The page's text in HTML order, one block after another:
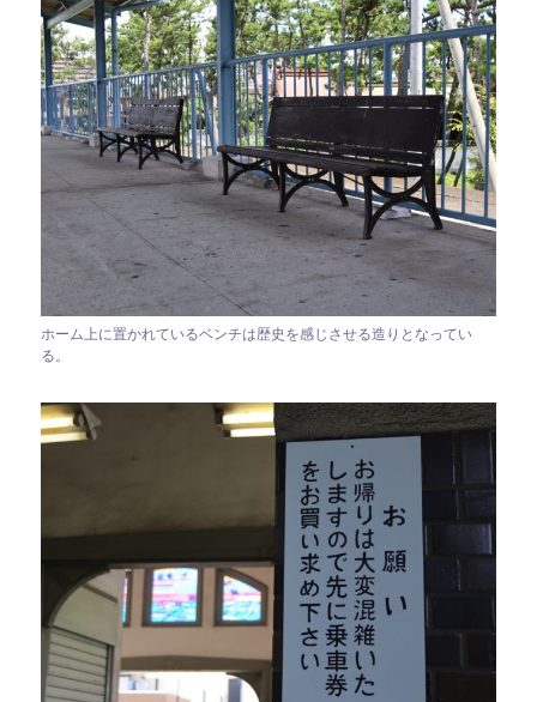
ホーム上に置かれているベンチは歴史を感じさせる造りとなってい
る。